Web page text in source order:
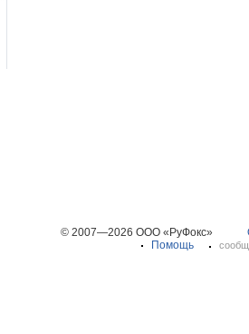
© 2007—2026 ООО «РуФокс»
Помощь